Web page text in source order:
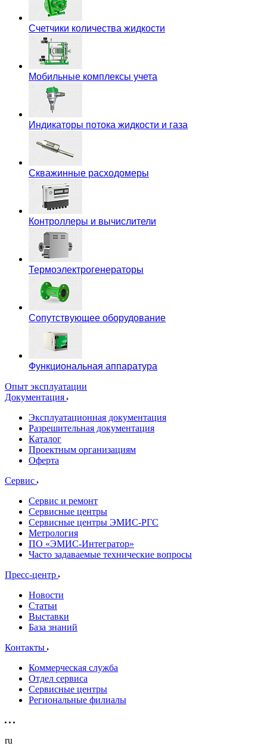
Счетчики количества жидкости
Мобильные комплексы учета
Индикаторы потока жидкости и газа
Скважинные расходомеры
Контроллеры и вычислители
Термоэлектрогенераторы
Сопутствующее оборудование
Функциональная аппаратура
Опыт эксплуатации
Документация
Эксплуатационная документация
Разрешительная документация
Каталог
Проектным организациям
Оферта
Сервис
Сервис и ремонт
Сервисные центры
Сервисные центры ЭМИС-РГС
Метрология
ПО «ЭМИС-Интегратор»
Часто задаваемые технические вопросы
Пресс-центр
Новости
Статьи
Выставки
База знаний
Контакты
Коммерческая служба
Отдел сервиса
Сервисные центры
Региональные филиалы
ru